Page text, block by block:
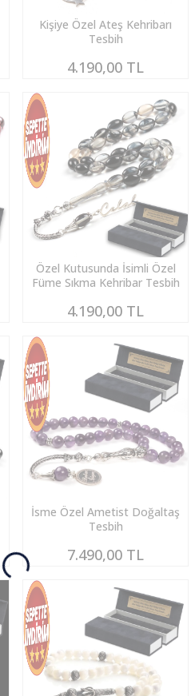
Kişiye Özel Ateş Kehribarı
Tesbih
4.190,00 TL
Özel Kutusunda İsimli Özel
Füme Sıkma Kehribar Tesbih
4.190,00 TL
İsme Özel Ametist Doğaltaş
Tesbih
7.490,00 TL